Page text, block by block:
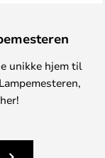
unikke hjem til